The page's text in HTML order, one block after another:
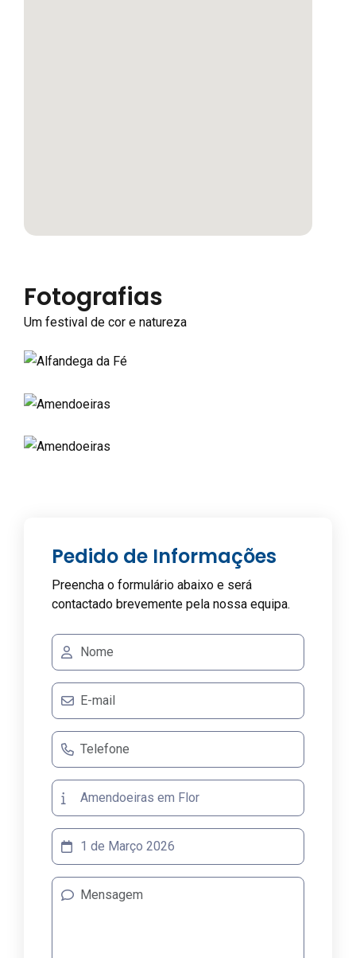
Fotografias
Um festival de cor e natureza
Pedido de Informações
Preencha o formulário abaixo e será
contactado brevemente pela nossa equipa.